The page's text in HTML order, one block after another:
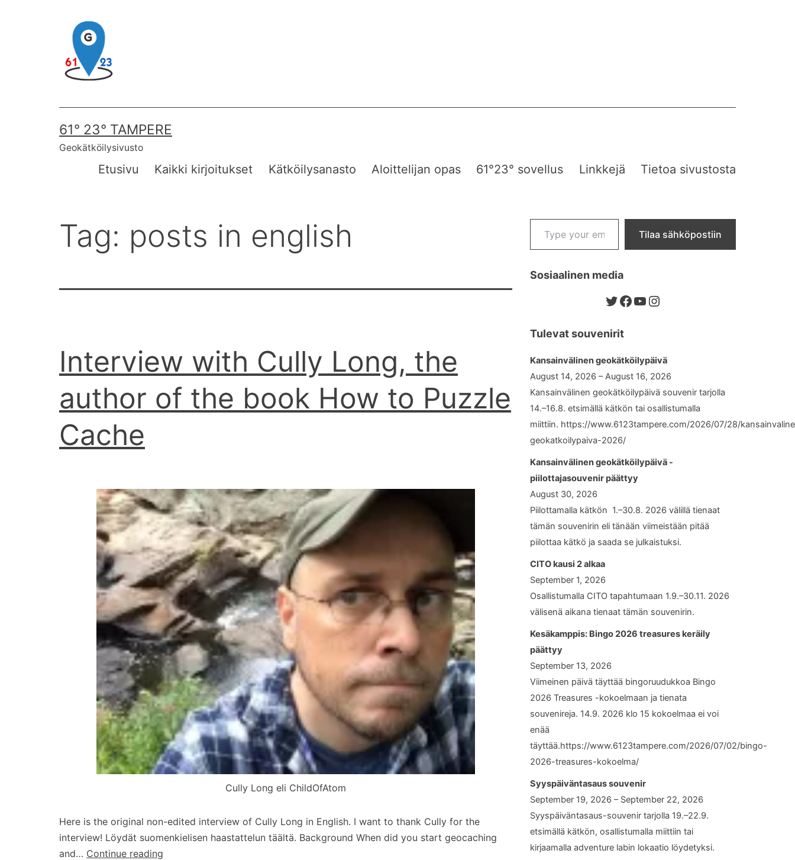
61° 23° TAMPERE
Geokätköilysivusto
Etusivu Kaikki kirjoitukset Kätköilysanasto Aloittelijan opas 61°23° sovellus Linkkejä Tietoa sivustosta
Tag: posts in english
Interview with Cully Long, the
author of the book How to Puzzle
Cache
Cully Long eli ChildOfAtom
Here is the original non-edited interview of Cully Long in English. I want to thank Cully for the
interview! Löydät suomenkielisen haastattelun täältä. Background When did you start geocaching
and… Continue reading
Type your email…
Tilaa sähköpostiin
Sosiaalinen media
Twitter
Facebook
YouTube
Instagram
Tulevat souvenirit
Kansainvälinen geokätköilypäivä
August 14, 2026 – August 16, 2026
Kansainvälinen geokätköilypäivä souvenir tarjolla
14.–16.8. etsimällä kätkön tai osallistumalla
miittiin. https://www.6123tampere.com/2026/07/28/
geokatkoilypaiva-2026/
Kansainvälinen geokätköilypäivä -
piilottajasouvenir päättyy
August 30, 2026
Piilottamalla kätkön 1.–30.8. 2026 välillä tienaat
tämän souvenirin eli tänään viimeistään pitää
piilottaa kätkö ja saada se julkaistuksi.
CITO kausi 2 alkaa
September 1, 2026
Osallistumalla CITO tapahtumaan 1.9.–30.11. 2026
välisenä aikana tienaat tämän souvenirin.
Kesäkamppis: Bingo 2026 treasures keräily
päättyy
September 13, 2026
Viimeinen päivä täyttää bingoruudukkoa Bingo
2026 Treasures -kokoelmaan ja tienata
souvenireja. 14.9. 2026 klo 15 kokoelmaa ei voi
enää
täyttää.https://www.6123tampere.com/2026/07/02/bingo-
2026-treasures-kokoelma/
Syyspäiväntasaus souvenir
September 19, 2026 – September 22, 2026
Syyspäiväntasaus-souvenir tarjolla 19.–22.9.
etsimällä kätkön, osallistumalla miittiin tai
kirjaamalla adventure labin lokaatio löydetyksi.